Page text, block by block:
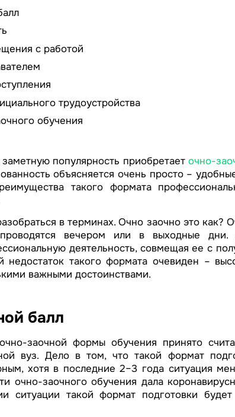
с работой
трудоустройства
обучения
популярность приобретает очно-
объясняется очень просто –
такого формата
в терминах. Очно заочно это как?
вечером или в выходные дни.
деятельность, совмещая ее с
недостаток такого формата очевиден –
важными достоинствами.
балл
заочной формы обучения принято
вуз. Дело в том, что такой формат
хотя в последние 2–3 года ситуация
очно-заочного обучения дала
ситуации такой формат подготовки